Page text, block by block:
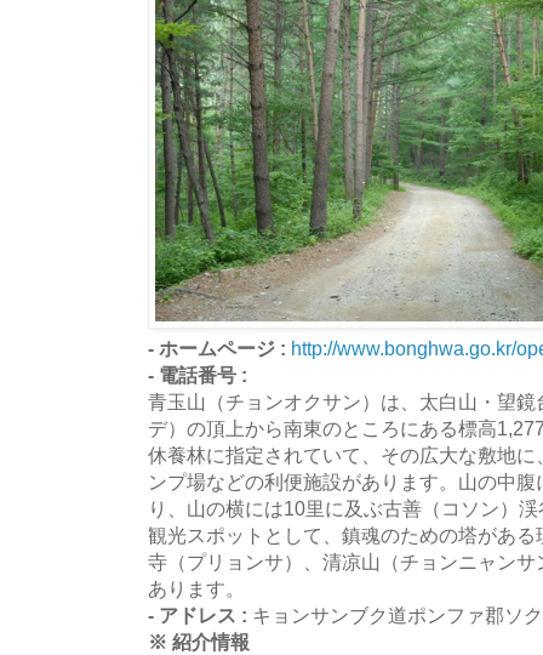
- ホームページ : http://www.bonghwa.go.kr/
- 電話番号 :
青玉山（チョンオクサン）は、太白山・望
デ）の頂上から南東のところにある標高
休養林に指定されていて、その広大な敷地
ンプ場などの利便施設があります。山の中
り、山の横には10里に及ぶ古善（コソン）
観光スポットとして、鎮魂のための塔があ
寺（プリョンサ）、清凉山（チョンニャン
あります。
- アドレス : キョンサンブク道ポンファ郡ソ
※ 紹介情報